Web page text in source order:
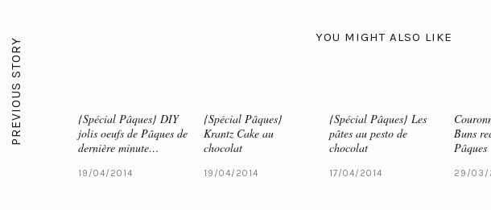
PREVIOUS STORY YOU MIGHT ALSO LIKE
{Spécial Pâques} DIY
jolis oeufs de Pâques de
dernière minute…
19/04/2014
{Spécial Pâques}
Krantz Cake au
chocolat
19/04/2014
{Spécial Pâques} Les
pâtes au pesto de
chocolat
17/04/2014
Buns
Pâques
29/03/